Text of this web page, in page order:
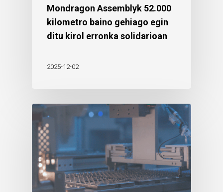
Mondragon Assemblyk 52.000
kilometro baino gehiago egin
ditu kirol erronka solidarioan
2025-12-02